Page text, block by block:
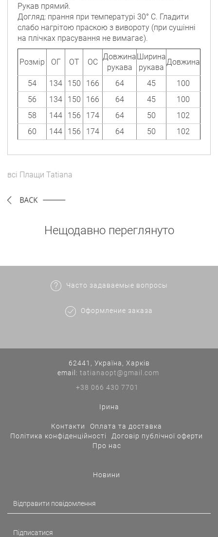
Рукав прямий.
Догляд: прання при температурі 30° C. Гладити
слабо нагрітою праскою з вивороту (при сушінні
на плічках прасування не вимагає).
Розмір ОГ ОТ ОС
Довжина
рукава
Ширина
рукава
Довжина
54 134 150 166 64 45
100
56
134 150 166 64 45
100
58
144 156 174 64 50
102
60
144 156 174 64 50 102
всі Плащи Tatiana
Нещодавно переглянуто
Часто задаваемые вопросы
Оформление заказа
62441, Україна, Харків
еmail: tatianaopt@gmail.com
+38 066 430 7701
Ірина
Контакти
Оплата та доставка
Політика конфіденційності
Договір публічної оферти
Про нас
Новини